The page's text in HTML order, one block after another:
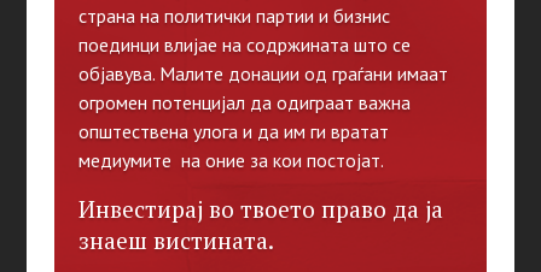
страна на политички партии и бизнис
поединци влијае на содржината што се
објавува. Малите донации од граѓани имаат
огромен потенцијал да одиграат важна
општествена улога и да им ги вратат
медиумите на оние за кои постојат.
Инвестирај во твоето право да ја
знаеш вистината.